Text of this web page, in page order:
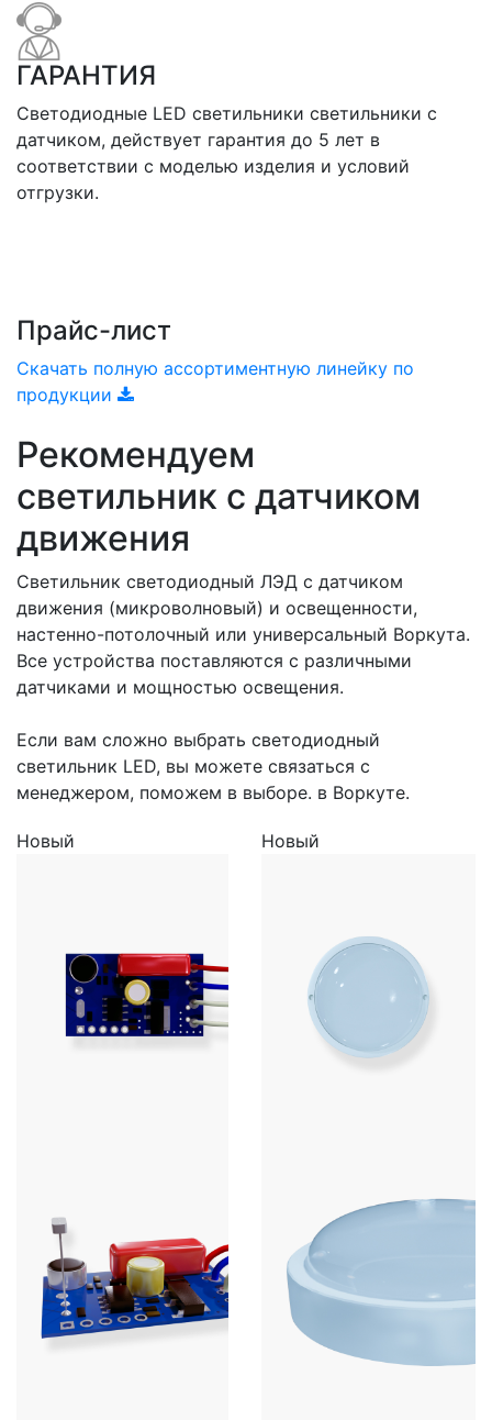
ГАРАНТИЯ
Светодиодные LED светильники светильники с
датчиком, действует гарантия до 5 лет в
соответствии с моделью изделия и условий
отгрузки.
Прайс-лист
Скачать полную ассортиментную линейку по
продукции
Рекомендуем
светильник с датчиком
движения
Светильник светодиодный ЛЭД с датчиком
движения (микроволновый) и освещенности,
настенно-потолочный или универсальный Воркута.
Все устройства поставляются с различными
датчиками и мощностью освещения.
Если вам сложно выбрать светодиодный
светильник LED, вы можете связаться с
менеджером, поможем в выборе. в Воркуте.
Новый Новый